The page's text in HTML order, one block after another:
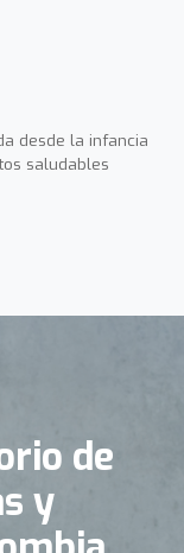
desde la infancia
saludables
de
y